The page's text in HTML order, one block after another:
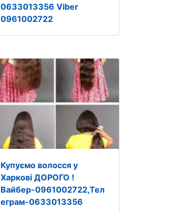
0633013356 Viber
0961002722
Купуємо волосся у
Харкові ДОРОГО !
Вайбер-0961002722,Тел
еграм-0633013356